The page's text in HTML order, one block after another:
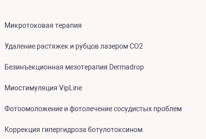
Микротоковая терапия
Удаление растяжек и рубцов лазером CO2
Безинъекционная мезотерапия Dermadrop
Миостимуляция VipLine
Фотоомоложение и фотолечение сосудистых проблем
Коррекция гипергидроза ботулотоксином